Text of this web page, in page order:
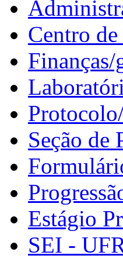
Centro
Finanças/
Seção de
Estágio
SEI -